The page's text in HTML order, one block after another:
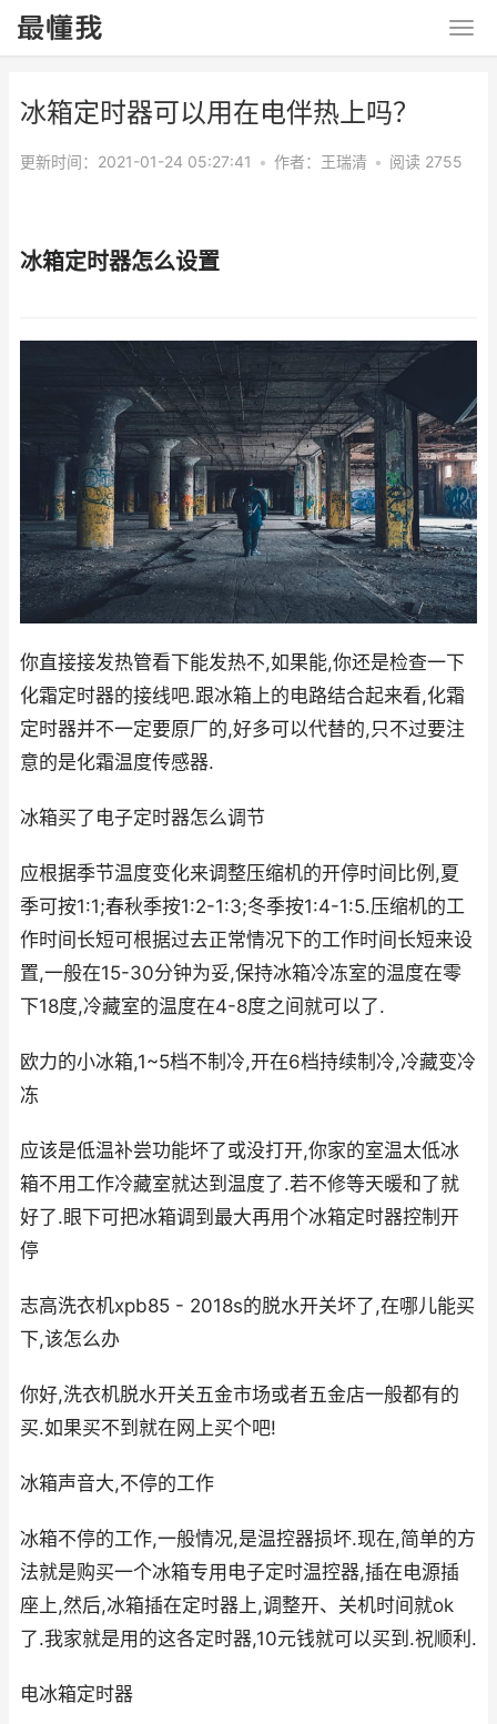
冰箱定时器可以用在电伴热上吗？
更新时间：2021-01-24 05:27:41 • 作者： 王瑞清 • 阅读 2755
冰箱定时器怎么设置
你直接接发热管看下能发热不,如果能,你还是检查一下
化霜定时器的接线吧.跟冰箱上的电路结合起来看,化霜
定时器并不一定要原厂的,好多可以代替的,只不过要注
意的是化霜温度传感器.
冰箱买了电子定时器怎么调节
应根据季节温度变化来调整压缩机的开停时间比例,夏
季可按1:1;春秋季按1:2-1:3;冬季按1:4-1:5.压缩机的工
作时间长短可根据过去正常情况下的工作时间长短来设
置,一般在15-30分钟为妥,保持冰箱冷冻室的温度在零
下18度,冷藏室的温度在4-8度之间就可以了.
欧力的小冰箱,1~5档不制冷,开在6档持续制冷,冷藏变冷
冻
应该是低温补尝功能坏了或没打开,你家的室温太低冰
箱不用工作冷藏室就达到温度了.若不修等天暖和了就
好了.眼下可把冰箱调到最大再用个冰箱定时器控制开
停
志高洗衣机xpb85 - 2018s的脱水开关坏了,在哪儿能买
下,该怎么办
你好,洗衣机脱水开关五金市场或者五金店一般都有的
买.如果买不到就在网上买个吧!
冰箱声音大,不停的工作
冰箱不停的工作,一般情况,是温控器损坏.现在,简单的方
法就是购买一个冰箱专用电子定时温控器,插在电源插
座上,然后,冰箱插在定时器上,调整开、关机时间就ok
了.我家就是用的这各定时器,10元钱就可以买到.祝顺利.
电冰箱定时器